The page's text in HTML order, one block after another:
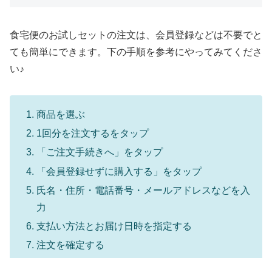
食宅便のお試しセットの注文は、会員登録などは不要でと
ても簡単にできます。下の手順を参考にやってみてくださ
い♪
商品を選ぶ
1回分を注文するをタップ
「ご注文手続きへ」をタップ
「会員登録せずに購入する」をタップ
氏名・住所・電話番号・メールアドレスなどを入
力
支払い方法とお届け日時を指定する
注文を確定する